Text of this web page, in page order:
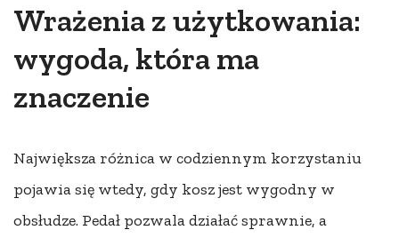
Wrażenia z użytkowania:
wygoda, która ma
znaczenie
Największa różnica w codziennym korzystaniu
pojawia się wtedy, gdy kosz jest wygodny w
obsłudze. Pedał pozwala działać sprawnie, a